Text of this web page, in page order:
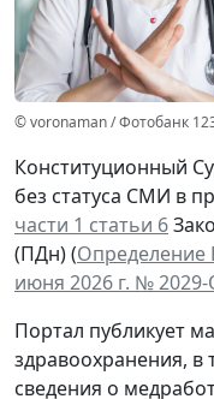
© voronaman / Фотобанк
Конституционный
без статуса СМИ в
части 1 статьи 6
(ПДн) (Определение
июня 2026 г. №
Портал публикует
здравоохранения, в
сведения о